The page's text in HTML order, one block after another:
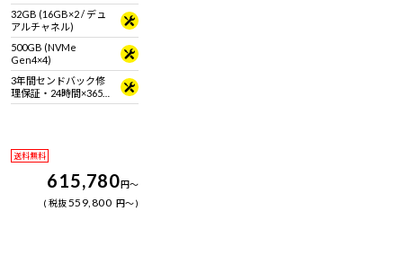
32GB (16GB×2 / デュ
アルチャネル)
500GB (NVMe
Gen4×4)
3年間センドバック修
理保証・24時間×365
日電話サポート
送料無料
615,780円～
税抜559,800 円～